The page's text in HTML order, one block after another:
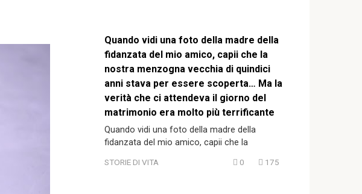
Quando vidi una foto della madre della
fidanzata del mio amico, capii che la
nostra menzogna vecchia di quindici
anni stava per essere scoperta… Ma la
verità che ci attendeva il giorno del
matrimonio era molto più terrificante
Quando vidi una foto della madre della
fidanzata del mio amico, capii che la
STORIE DI VITA 0 175